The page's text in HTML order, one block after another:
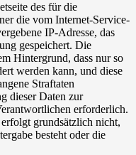
des für die
die vom Internet-Service-
IP-Adresse, das
gespeichert. Die
Hintergrund, dass nur so
werden kann, und diese
Straftaten
dieser Daten zur
erforderlich.
grundsätzlich nicht,
besteht oder die